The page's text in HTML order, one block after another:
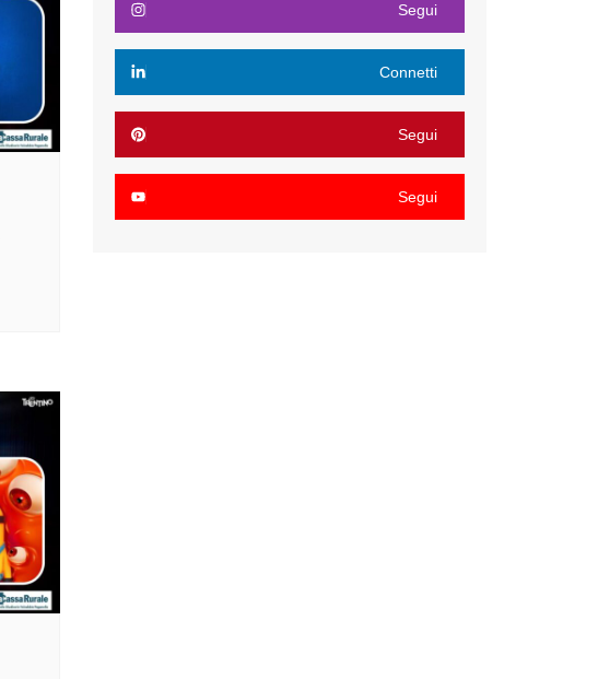
Segui
Connetti
Segui
Segui